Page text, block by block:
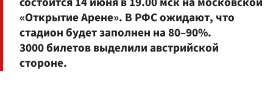
«Открытие Арене». В РФС ожидают, что
стадион будет заполнен на 80–90%.
3000 билетов выделили австрийской
стороне.